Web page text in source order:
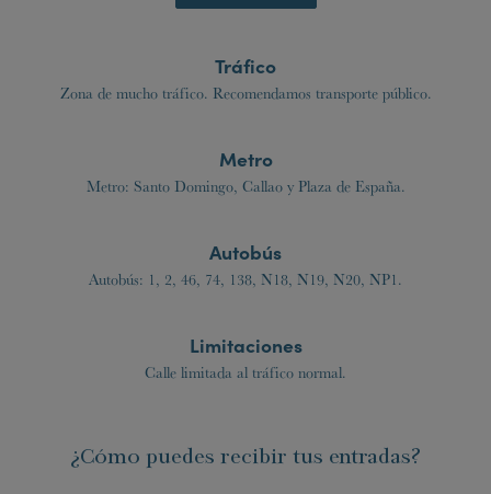
Tráfico
Zona de mucho tráfico. Recomendamos transporte público.
Metro
Metro: Santo Domingo, Callao y Plaza de España.
Autobús
Autobús: 1, 2, 46, 74, 138, N18, N19, N20, NP1.
Limitaciones
Calle limitada al tráfico normal.
¿Cómo puedes recibir tus entradas?